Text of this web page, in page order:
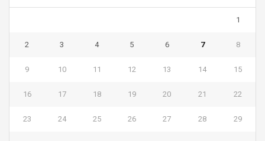
1
2 3 4 5 6 7 8
9 10 11 12 13 14 15
16 17 18 19 20 21 22
23 24 25 26 27 28 29